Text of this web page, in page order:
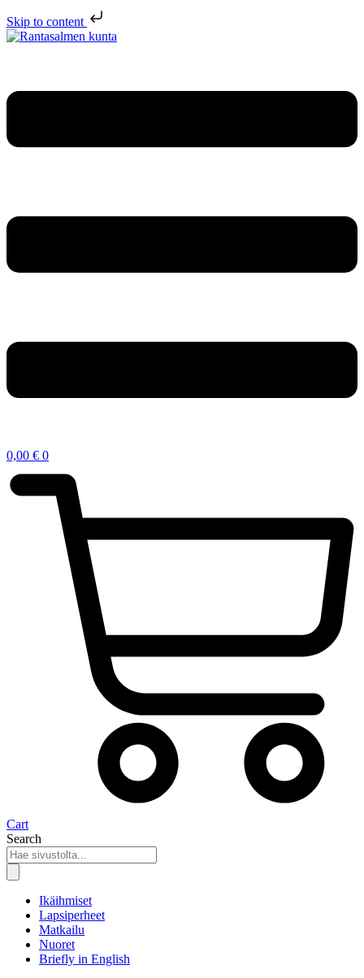
Skip to content
0,00 € 0
Cart
Search
Ikäihmiset
Lapsiperheet
Matkailu
Nuoret
Briefly in English